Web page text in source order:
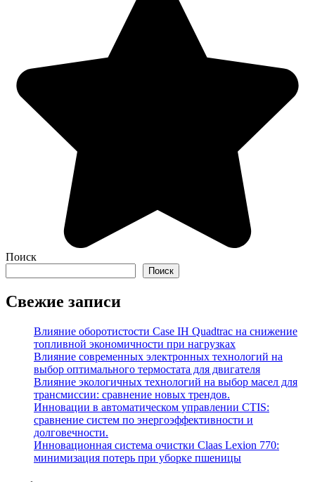
Поиск
Поиск
Свежие записи
Влияние оборотистости Case IH Quadtrac на снижение
топливной экономичности при нагрузках
Влияние современных электронных технологий на
выбор оптимального термостата для двигателя
Влияние экологичных технологий на выбор масел для
трансмиссии: сравнение новых трендов.
Инновации в автоматическом управлении CTIS:
сравнение систем по энергоэффективности и
долговечности.
Инновационная система очистки Claas Lexion 770:
минимизация потерь при уборке пшеницы